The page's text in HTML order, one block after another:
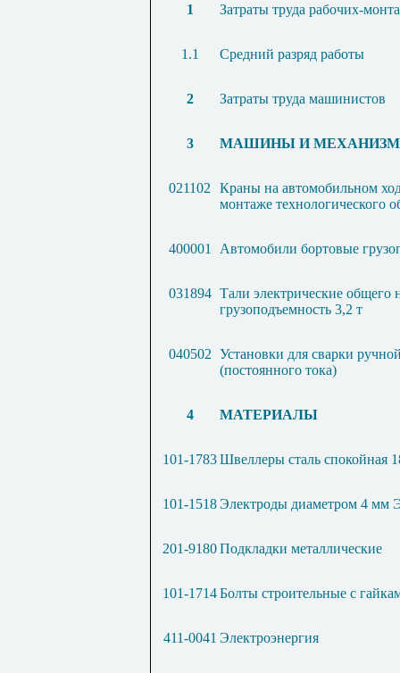
1 Затраты труда рабочих-
1.1 Средний разряд работы
2 Затраты труда машинистов
3 МАШИНЫ И
021102
Краны на автомобильном
монтаже технологического
400001 Автомобили бортовые
031894 Тали электрические общего
грузоподъемность 3,2 т
040502 Установки для сварки
(постоянного тока)
4 МАТЕРИАЛЫ
101-1783Швеллеры сталь спокойная
101-1518 Электроды диаметром 4 мм
201-9180Подкладки металлические
101-1714Болты строительные с
411-0041 Электроэнергия